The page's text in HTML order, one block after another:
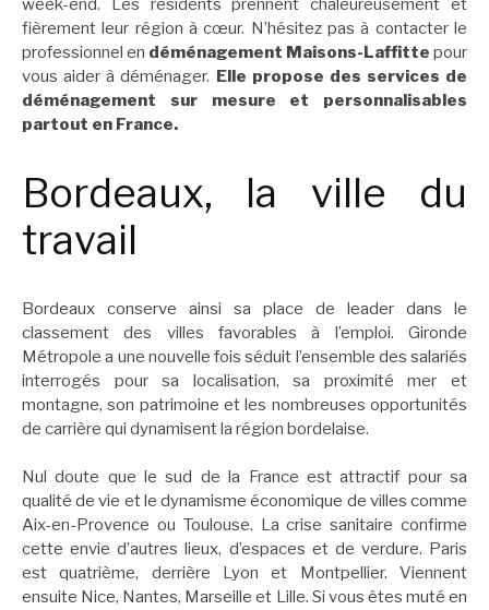
week-end. Les résidents prennent chaleureusement et
fièrement leur région à cœur. N’hésitez pas à contacter le
professionnel en déménagement Maisons-Laffitte pour
vous aider à déménager. Elle propose des services de
déménagement sur mesure et personnalisables
partout en France.
Bordeaux, la ville du
travail
Bordeaux conserve ainsi sa place de leader dans le
classement des villes favorables à l’emploi. Gironde
Métropole a une nouvelle fois séduit l’ensemble des salariés
interrogés pour sa localisation, sa proximité mer et
montagne, son patrimoine et les nombreuses opportunités
de carrière qui dynamisent la région bordelaise.
Nul doute que le sud de la France est attractif pour sa
qualité de vie et le dynamisme économique de villes comme
Aix-en-Provence ou Toulouse. La crise sanitaire confirme
cette envie d’autres lieux, d’espaces et de verdure. Paris
est quatrième, derrière Lyon et Montpellier. Viennent
ensuite Nice, Nantes, Marseille et Lille. Si vous êtes muté en